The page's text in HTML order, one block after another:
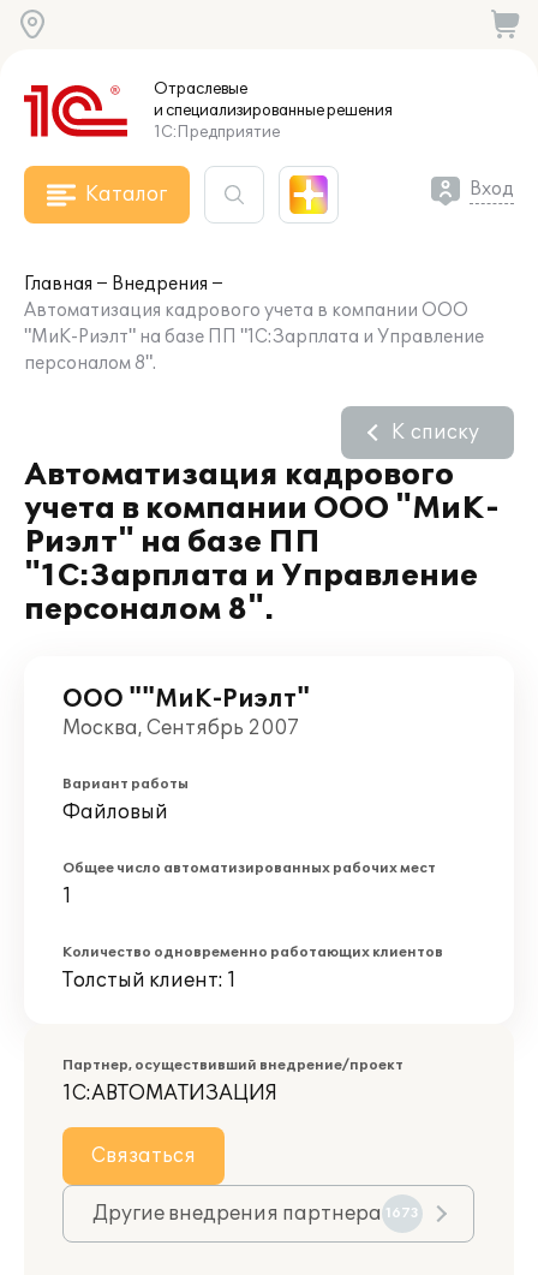
Отраслевые
и специализированныерешения
1С:Предприятие
Каталог Вход
Главная
Внедрения
Автоматизация кадрового учета в компании ООО
"МиК-Риэлт" на базе ПП "1С:Зарплата и Управление
персоналом 8".
Автоматизация кадрового
учета в компании ООО "МиК-
Риэлт" на базе ПП
"1С:Зарплата и Управление
персоналом 8".
К списку
ООО ""МиК-Риэлт"
Москва, Сентябрь 2007
Вариант работы
Файловый
Общее число автоматизированных рабочих мест
1
Количество одновременно работающих клиентов
Толстый клиент: 1
Партнер, осуществивший внедрение/проект
1С:АВТОМАТИЗАЦИЯ
Связаться
Другие внедрения партнера 1673